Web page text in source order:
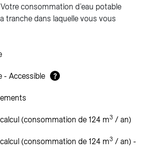
consommation d’eau potable
tranche dans laquelle vous vous
- Accessible ?
(consommation de 124 m3 / an)
(consommation de 124 m3 / an) -